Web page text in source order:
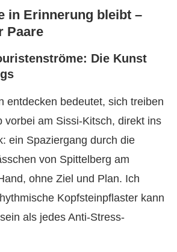
in Erinnerung bleibt –
Paare
Die Kunst
entdecken bedeutet, sich treiben
vorbei am Sissi-Kitsch, direkt ins
ein Spaziergang durch die
von Spittelberg am
ohne Ziel und Plan. Ich
Kopfsteinpflaster kann
als jedes Anti-Stress-